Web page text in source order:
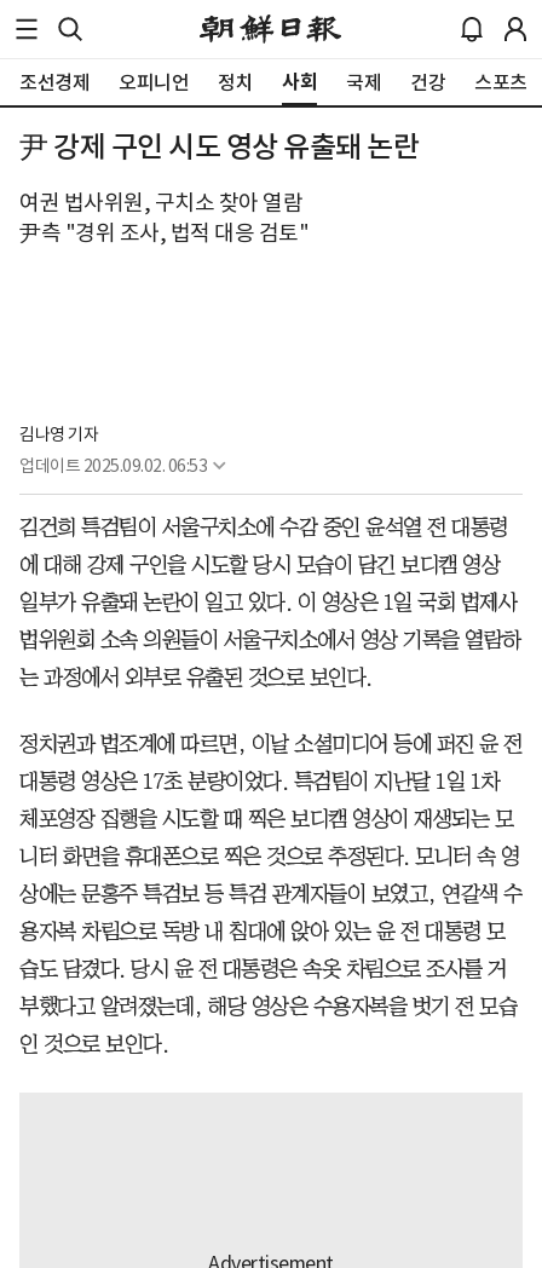
조선경제 오피니언 정치 사회 국제 건강 스포츠
尹 강제 구인 시도 영상 유출돼 논란
여권 법사위원, 구치소 찾아 열람
尹측 "경위 조사, 법적 대응 검토"
김나영 기자
업데이트 2025.09.02. 06:53
김건희 특검팀이 서울구치소에 수감 중인 윤석열 전 대통령
에 대해 강제 구인을 시도할 당시 모습이 담긴 보디캠 영상
일부가 유출돼 논란이 일고 있다. 이 영상은 1일 국회 법제사
법위원회 소속 의원들이 서울구치소에서 영상 기록을 열람하
는 과정에서 외부로 유출된 것으로 보인다.
정치권과 법조계에 따르면, 이날 소셜미디어 등에 퍼진 윤 전
대통령 영상은 17초 분량이었다. 특검팀이 지난달 1일 1차
체포영장 집행을 시도할 때 찍은 보디캠 영상이 재생되는 모
니터 화면을 휴대폰으로 찍은 것으로 추정된다. 모니터 속 영
상에는 문홍주 특검보 등 특검 관계자들이 보였고, 연갈색 수
용자복 차림으로 독방 내 침대에 앉아 있는 윤 전 대통령 모
습도 담겼다. 당시 윤 전 대통령은 속옷 차림으로 조사를 거
부했다고 알려졌는데, 해당 영상은 수용자복을 벗기 전 모습
인 것으로 보인다.